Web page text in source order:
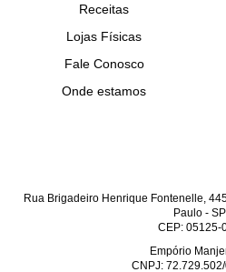
Receitas
Lojas Físicas
Fale Conosco
Onde estamos
Rua Brigadeiro Henrique Fontenelle,
Paulo- SP
CEP: 05125-
Empório
CNPJ: